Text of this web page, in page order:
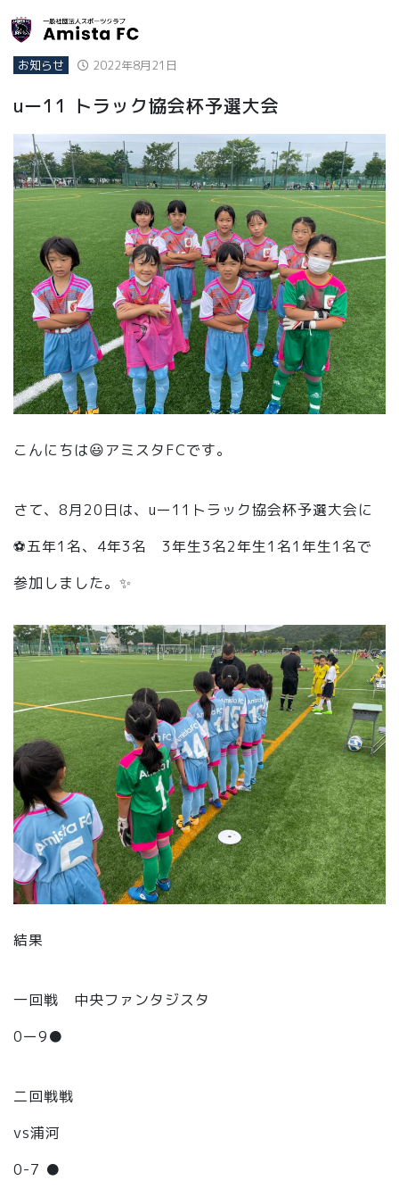
お知らせ 2022年8月21日
uー11 トラック協会杯予選大会
こんにちは😃アミスタFCです。
さて、8月20日は、uー11トラック協会杯予選大会に
⚽️五年1名、4年3名 3年生3名2年生1名1年生1名で
参加しました。✨
結果
一回戦 中央ファンタジスタ
0ー9●
二回戦戦
vs浦河
0-7 ●